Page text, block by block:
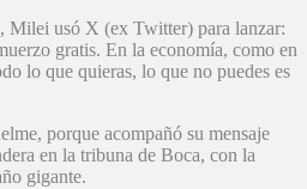
Milei usó X (ex Twitter) para lanzar:
gratis. En la economía, como en
lo que quieras, lo que no puedes es
porque acompañó su mensaje
en la tribuna de Boca, con la
gigante.